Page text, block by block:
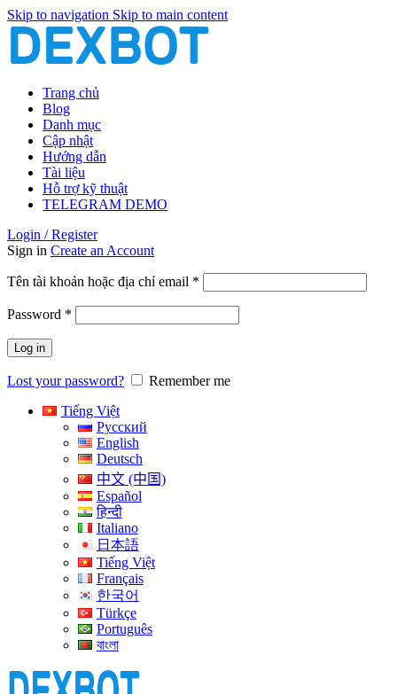
Skip to navigation Skip to main content
Trang chủ
Blog
Danh mục
Cập nhật
Hướng dẫn
Tài liệu
Hỗ trợ kỹ thuật
TELEGRAM DEMO
Login / Register
Sign in Create an Account
Tên tài khoản hoặc địa chỉ email *
buộc
Password *
buộc
Log in
Lost your password?
Remember me
Tiếng Việt
Русский
English
Deutsch
中文 (中国)
Español
हिन्दी
Italiano
日本語
Tiếng Việt
Français
한국어
Türkçe
Português
বাংলা